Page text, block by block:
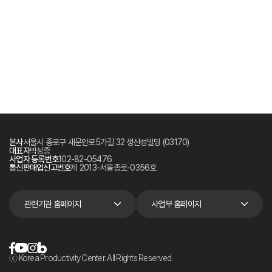
본사서울시 종로구 새문안로5가길 32 생산성빌딩 (03170)
대표자박성중
사업자 등록번호102-82-05476
통신판매업신고번호제 2013-서울종로-0356호
관련기관 홈페이지 사업부 홈페이지
ⓒ Korea Productivity Center. All Rights Reserved.